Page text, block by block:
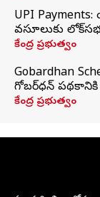
UPI
వసూలుకు
కేంద్ర ప్రభుత్వం
Gobardhan
గోబర్‌ధన్ పథకానికి
కేంద్ర ప్రభుత్వం